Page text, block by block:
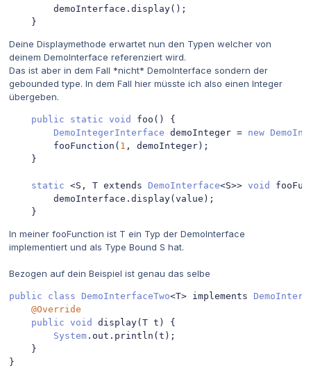
        demoInterface
. display();
}
Deine Displaymethode erwartet nun den Typen welcher von
deinem DemoInterface referenziert wird.
Das ist aber in dem Fall *nicht* DemoInterface sondern der
gebounded type. In dem Fall hier müsste ich also einen Integer
übergeben.
public static void foo ()
{
DemoIntegerInterface demoInteger = new
        fooFunction
( 1 , demoInteger );
}
static <S , T extends DemoInterface<S>> void
        demoInterface
. display( value );
}
In meiner fooFunction ist T ein Typ der DemoInterface
implementiert und als Type Bound S hat.
Bezogen auf dein Beispiel ist genau das selbe
public class DemoInterfaceTwo<T> implements
@Override
public void display( T t )
{
System . out . println ( t );
}
}